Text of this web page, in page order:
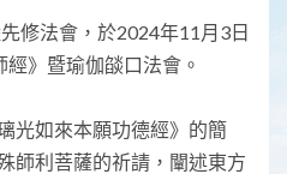
修法會，於2024年11月3日
》暨瑜伽燄口法會。
光如來本願功德經》的簡
師利菩薩的祈請，闡述東方